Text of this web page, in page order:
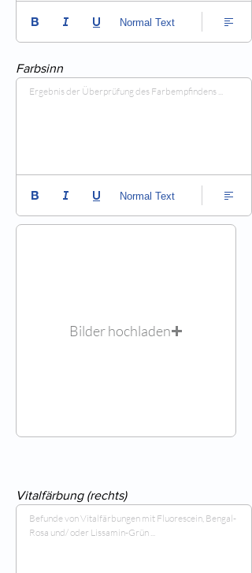
Normal Text
Farbsinn
Ergebnis der Überprüfung des Farbempfindens ...
Normal Text
Bilder hochladen
Vitalfärbung (rechts)
Befunde von Vitalfärbungen mit Fluorescein, Bengal-
Rosa und/ oder Lissamin-Grün ...